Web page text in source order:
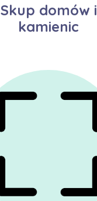
Skup domów i
kamienic